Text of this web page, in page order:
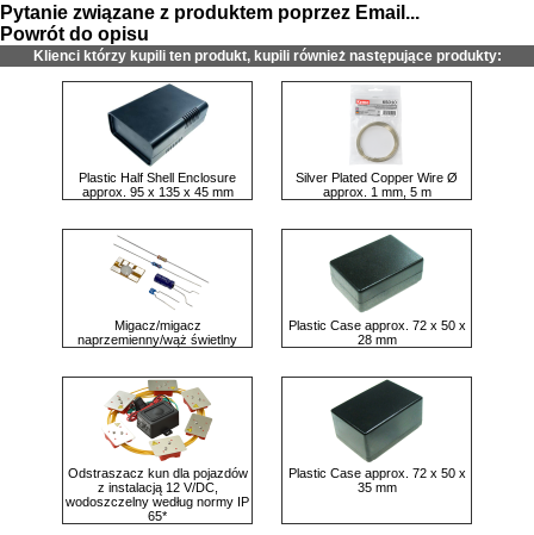
Pytanie związane z produktem poprzez Email...
Powrót do opisu
Klienci którzy kupili ten produkt, kupili również następujące produkty:
Plastic Half Shell Enclosure
approx. 95 x 135 x 45 mm
Silver Plated Copper Wire Ø
approx. 1 mm, 5 m
Migacz/migacz
naprzemienny/wąż świetlny
Plastic Case approx. 72 x 50 x
28 mm
Odstraszacz kun dla pojazdów
z instalacją 12 V/DC,
wodoszczelny według normy IP
65*
Plastic Case approx. 72 x 50 x
35 mm